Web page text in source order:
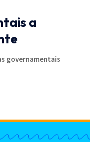
a
governamentais